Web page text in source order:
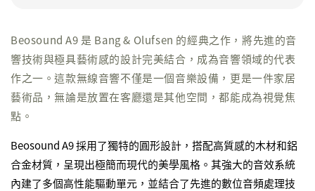
Beosound A9 是 Bang & Olufsen 的經典之作，將先進的音
響技術與極具藝術感的設計完美結合，成為音響領域的代表
作之一。這款無線音響不僅是一個音樂設備，更是一件家居
藝術品，無論是放置在客廳還是其他空間，都能成為視覺焦
點。
Beosound A9 採用了獨特的圓形設計，搭配高質感的木材和鋁
合金材質，呈現出極簡而現代的美學風格。其強大的音效系統
內建了多個高性能驅動單元，並結合了先進的數位音頻處理技